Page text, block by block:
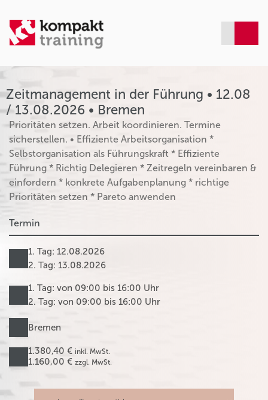
Zeitmanagement in der Führung • 12.08
/ 13.08.2026 • Bremen
Prioritäten setzen. Arbeit koordinieren. Termine
sicherstellen. • Effiziente Arbeitsorganisation *
Selbstorganisation als Führungskraft * Effiziente
Führung * Richtig Delegieren * Zeitregeln vereinbaren &
einfordern * konkrete Aufgabenplanung * richtige
Prioritäten setzen * Pareto anwenden
Termin
1. Tag: 12.08.2026
2. Tag: 13.08.2026
1. Tag: von 09:00 bis 16:00 Uhr
2. Tag: von 09:00 bis 16:00 Uhr
Bremen
1.380,40 € inkl. MwSt.
1.160,00 € zzgl. MwSt.